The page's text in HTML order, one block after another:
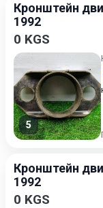
Кронштейн
1992
0 KGS
5
Кронштейн
1992
0 KGS